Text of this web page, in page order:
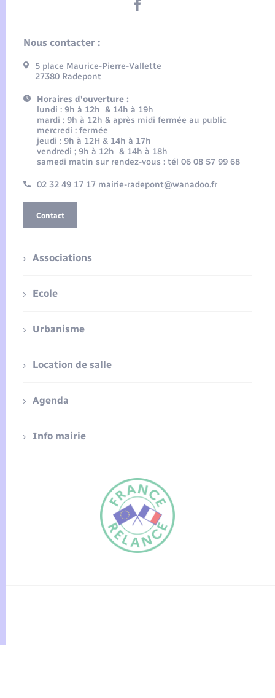
FR
Nous contacter :
5 place Maurice-Pierre-Vallette
27380 Radepont
Horaires d'ouverture :
lundi : 9h à 12h & 14h à 19h
mardi : 9h à 12h & après midi fermée au public
mercredi : fermée
jeudi : 9h à 12H & 14h à 17h
vendredi ; 9h à 12h & 14h à 18h
samedi matin sur rendez-vous : tél 06 08 57 99 68
02 32 49 17 17 mairie-radepont@wanadoo.fr
Contact
Associations
Ecole
Urbanisme
Location de salle
Agenda
Info mairie